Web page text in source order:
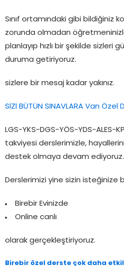
Sınıf ortamındaki gibi bildiğiniz
zorunda olmadan öğretmeninizle
planlayıp hızlı bir şekilde sizleri
duruma getiriyoruz.
sizlere bir mesaj kadar yakınız.
SİZİ BÜTÜN SINAVLARA Van Özel
LGS-YKS-DGS-YÖS-YDS-ALES-
takviyesi derslerimizle,
destek olmaya devam ediyoruz.
Derslerimizi yine sizin isteğinize
Birebir Evinizde
Online canlı
olarak gerçekleştiriyoruz.
Birebir özel derste çok daha